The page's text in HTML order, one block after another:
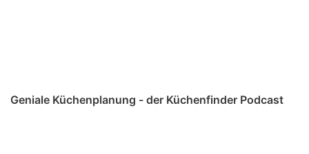
Geniale Küchenplanung - der Küchenfinder Podcast